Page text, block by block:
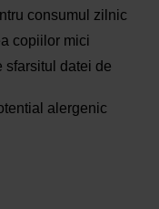
consumul zilnic
copiilor mici
sfarsitul datei de
alergenic